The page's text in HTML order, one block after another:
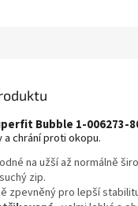
Bubble 1-006273-
a chrání proti okopu.
na užší až normálně
zip.
zpevněný pro lepší